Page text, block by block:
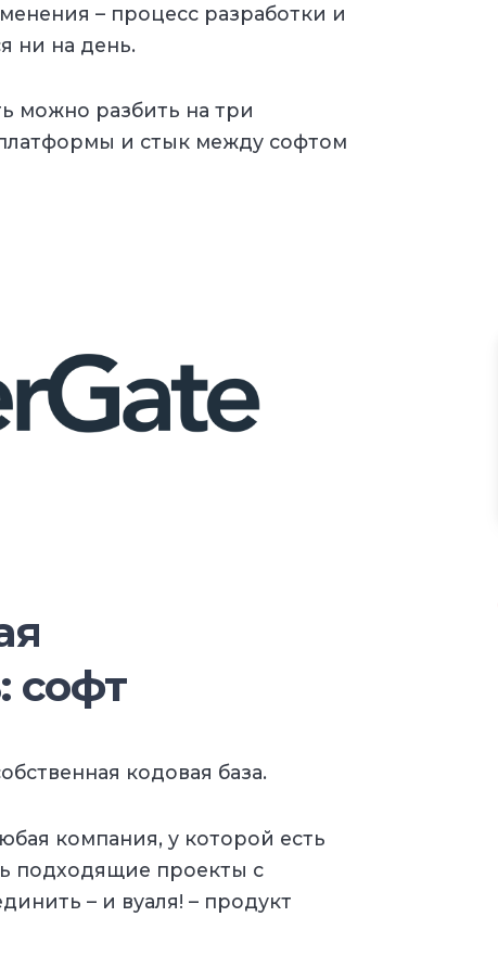
– процесс разработки и
ни на день.
можно разбить на три
и стык между софтом
софт
кодовая база.
компания, у которой есть
подходящие проекты с
– и вуаля! – продукт